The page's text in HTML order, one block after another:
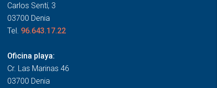
Carlos Sentí, 3
03700 Denia
Tel. 96.643.17.22
Oficina playa:
Cr. Las Marinas 46
03700 Denia